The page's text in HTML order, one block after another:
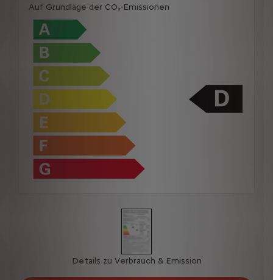
Auf Grundlage der CO₂-Emissionen
Details zu Verbrauch & Emission